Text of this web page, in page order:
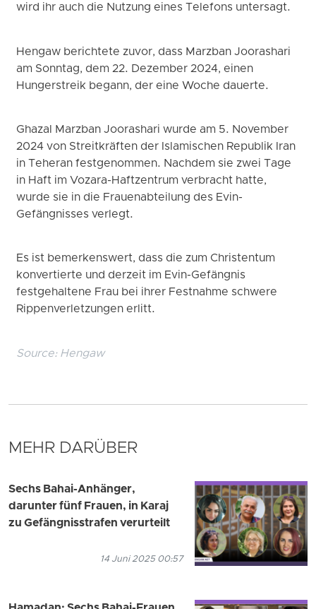
wird ihr auch die Nutzung eines Telefons untersagt.
Hengaw berichtete zuvor, dass Marzban Joorashari
am Sonntag, dem 22. Dezember 2024, einen
Hungerstreik begann, der eine Woche dauerte.
Ghazal Marzban Joorashari wurde am 5. November
2024 von Streitkräften der Islamischen Republik Iran
in Teheran festgenommen. Nachdem sie zwei Tage
in Haft im Vozara-Haftzentrum verbracht hatte,
wurde sie in die Frauenabteilung des Evin-
Gefängnisses verlegt.
Es ist bemerkenswert, dass die zum Christentum
konvertierte und derzeit im Evin-Gefängnis
festgehaltene Frau bei ihrer Festnahme schwere
Rippenverletzungen erlitt.
Source: Hengaw
MEHR DARÜBER
Sechs Bahai-Anhänger,
darunter fünf Frauen, in Karaj
zu Gefängnisstrafen verurteilt
14 Juni 2025 00:57